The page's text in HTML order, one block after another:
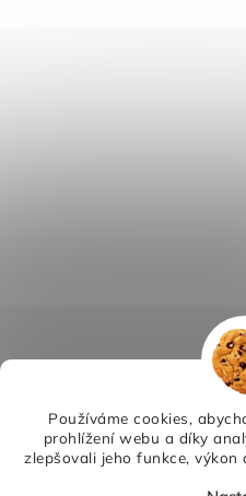
Používáme cookies,
prohlížení webu a díky
zlepšovali jeho funkce,